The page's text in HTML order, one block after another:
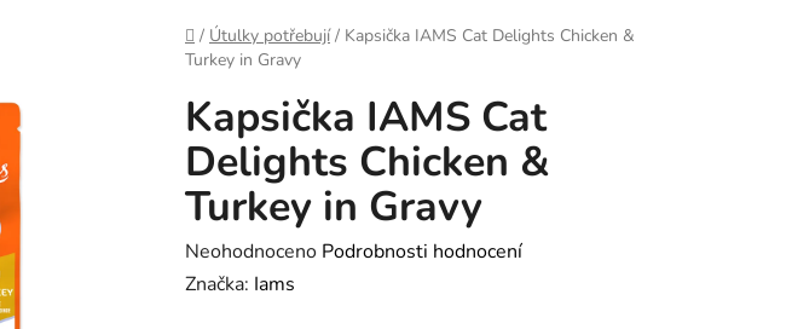
Domů
/ Útulky potřebují / Kapsička IAMS Cat Delights Chicken &
Turkey in Gravy
Kapsička IAMS Cat
Delights Chicken &
Turkey in Gravy
Průměrné
hodnocení
Neohodnoceno Podrobnosti hodnocení
Značka: Iams